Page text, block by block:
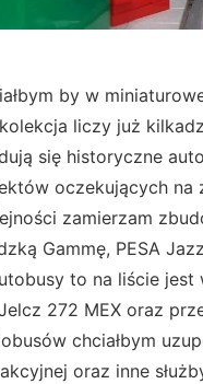
by w
liczy już
się historyczne
oczekujących na
zamierzam
Gammę, PESA
to na liście
272 MEX oraz
chciałbym
oraz inne